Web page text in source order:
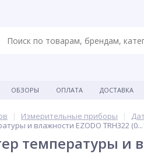
ОБЗОРЫ ОПЛАТА ДОСТАВКА
Измерительные приборы
и влажности EZODO TRH322
температуры и